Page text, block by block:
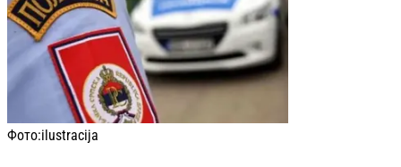
Фото:ilustracija